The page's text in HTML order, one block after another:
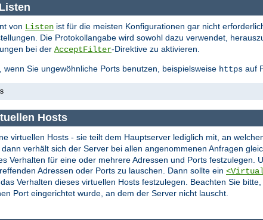
von Listen ist für die meisten Konfigurationen gar nicht
Die Protokollangabe wird sowohl dazu verwendet,
bei der AcceptFilter-Direktive zu aktivieren.
Sie ungewöhnliche Ports benutzen, beispielsweise https auf
Hosts
virtuellen Hosts - sie teilt dem Hauptserver lediglich mit, an
verhält sich der Server bei allen angenommenen Anfragen
Verhalten für eine oder mehrere Adressen und Ports festzulegen.
Adressen oder Ports zu lauschen. Dann sollte ein
Verhalten dieses virtuellen Hosts festzulegen. Beachten Sie
Port eingerichtet wurde, an dem der Server nicht lauscht.